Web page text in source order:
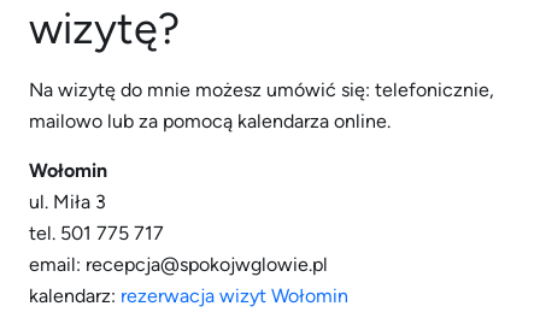
wizytę?
Na wizytę do mnie możesz umówić się: telefonicznie,
mailowo lub za pomocą kalendarza online.
Wołomin
ul. Miła 3
tel. 501 775 717
email: recepcja@spokojwglowie.pl
kalendarz: rezerwacja wizyt Wołomin